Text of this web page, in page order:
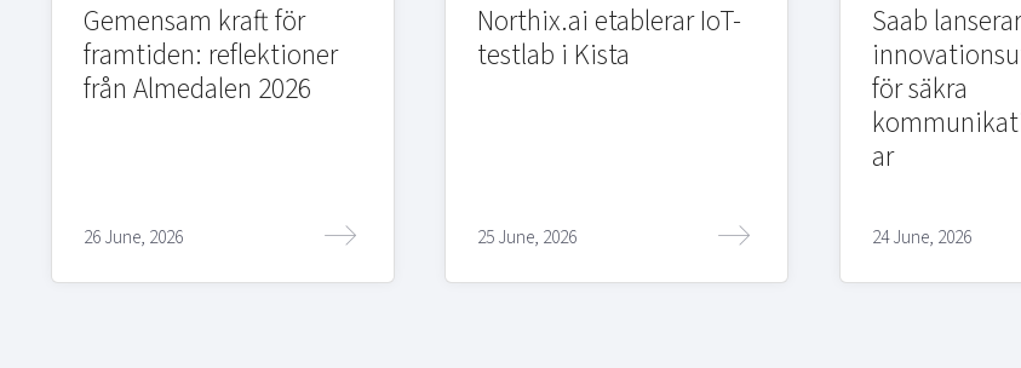
Gemensam kraft för
framtiden: reflektioner
från Almedalen 2026
26 June, 2026
Northix.ai etablerar IoT-
testlab i Kista
25 June, 2026
Saab
för säkra
ar
24 June, 2026